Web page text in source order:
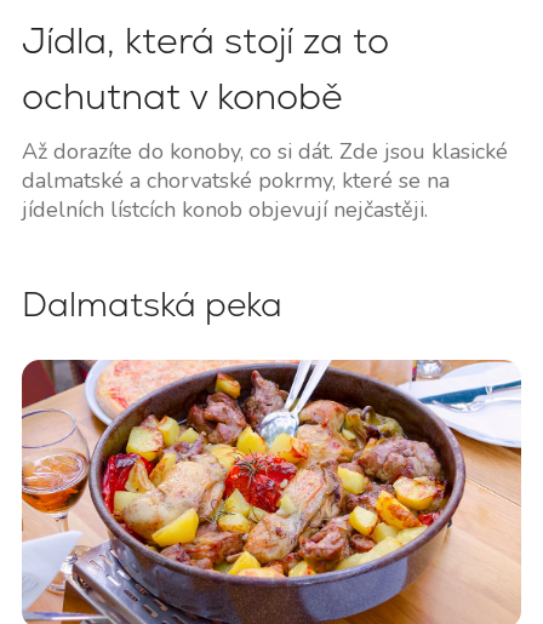
Jídla, která stojí za to
ochutnat v konobě
Až dorazíte do konoby, co si dát. Zde jsou klasické
dalmatské a chorvatské pokrmy, které se na
jídelních lístcích konob objevují nejčastěji.
Dalmatská peka